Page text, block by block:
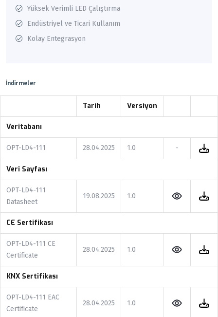
Yüksek Verimli LED Çalıştırma
Endüstriyel ve Ticari Kullanım
Kolay Entegrasyon
İndirmeler
Tarih Versiyon
Veritabanı
OPT-LD4-111 28.04.2025 1.0 -
Veri Sayfası
OPT-LD4-111
Datasheet
19.08.2025 1.0
CE Sertifikası
OPT-LD4-111 CE
Certificate
28.04.2025 1.0
KNX Sertifikası
OPT-LD4-111 EAC
Certificate
28.04.2025 1.0